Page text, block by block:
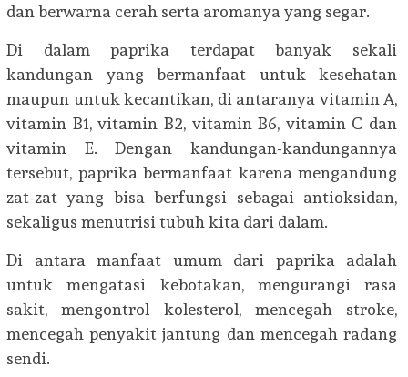
dan berwarna cerah serta aromanya yang segar.
Di dalam paprika terdapat banyak sekali
kandungan yang bermanfaat untuk kesehatan
maupun untuk kecantikan, di antaranya vitamin A,
vitamin B1, vitamin B2, vitamin B6, vitamin C dan
vitamin E. Dengan kandungan-kandungannya
tersebut, paprika bermanfaat karena mengandung
zat-zat yang bisa berfungsi sebagai antioksidan,
sekaligus menutrisi tubuh kita dari dalam.
Di antara manfaat umum dari paprika adalah
untuk mengatasi kebotakan, mengurangi rasa
sakit, mengontrol kolesterol, mencegah stroke,
mencegah penyakit jantung dan mencegah radang
sendi.